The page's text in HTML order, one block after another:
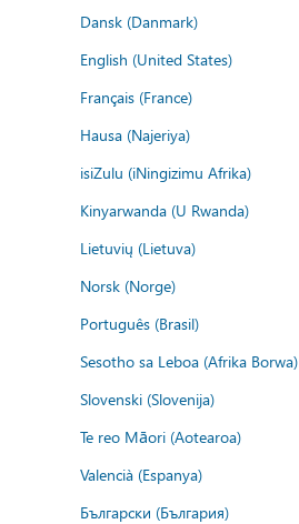
Dansk (Danmark)
English (United States)
Français (France)
Hausa (Najeriya)
isiZulu (iNingizimu Afrika)
Kinyarwanda (U Rwanda)
Lietuvių (Lietuva)
Norsk (Norge)
Português (Brasil)
Sesotho sa Leboa (Afrika Borwa)
Slovenski (Slovenija)
Te reo Māori (Aotearoa)
Valencià (Espanya)
Български (България)